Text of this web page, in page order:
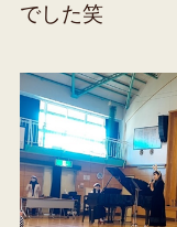
でした笑